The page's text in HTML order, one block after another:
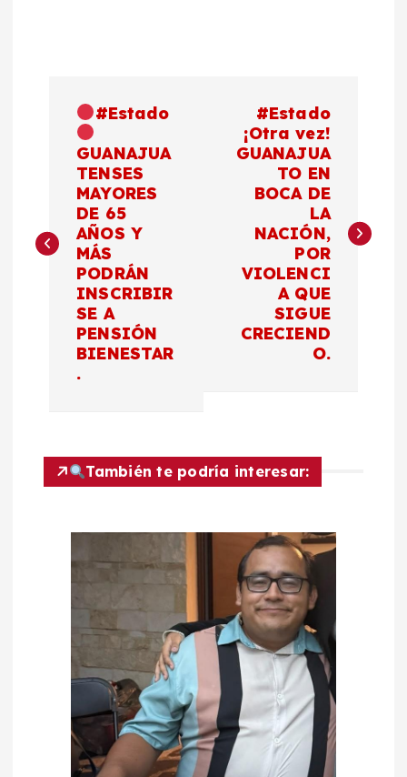
e
ó
n
#Estado
GUANAJUA
TENSES
MAYORES
DE 65
AÑOS Y
MÁS
PODRÁN
INSCRIBIR
SE A
PENSIÓN
BIENESTAR
.
#Estado
¡Otra vez!
GUANAJUA
TO EN
BOCA DE
LA
NACIÓN,
POR
VIOLENCI
A QUE
SIGUE
CRECIEND
O.
También te podría interesar: